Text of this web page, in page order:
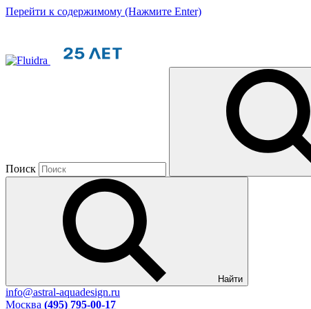
Перейти к содержимому (Нажмите Enter)
Поиск
Найти
info@astral-aquadesign.ru
Москва (495) 795-00-17